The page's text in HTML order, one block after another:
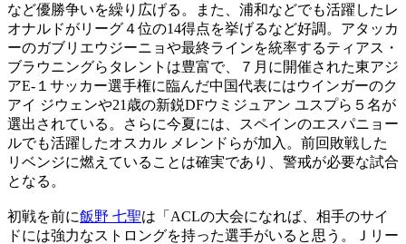
など優勝争いを繰り広げる。また、浦和などでも活躍したレ
オナルドがリーグ４位の14得点を挙げるなど好調。アタッカ
ーのガブリエウジーニョや最終ラインを統率するティアス・
ブラウニングらタレントは豊富で、７月に開催された東アジ
アE-１サッカー選手権に臨んだ中国代表にはウインガーのク
アイ ジウェンや21歳の新鋭DFウミジュアン ユスプら５名が
選出されている。さらに今夏には、スペインのエスパニョー
ルでも活躍したオスカル メレンドらが加入。前回敗戦した
リベンジに燃えていることは確実であり、警戒が必要な試合
となる。
初戦を前に飯野 七聖は「ACLの大会になれば、相手のサイ
ドには強力なストロングを持った選手がいると思う。Ｊリー